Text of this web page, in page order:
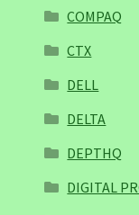
COMPAQ
CTX
DELL
DELTA
DEPTHQ
DIGITAL